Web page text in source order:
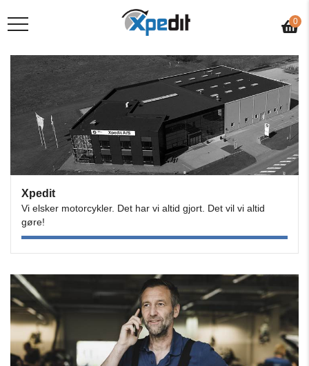
0
Xpedit
Vi elsker motorcykler. Det har vi altid gjort. Det vil vi altid
gøre!